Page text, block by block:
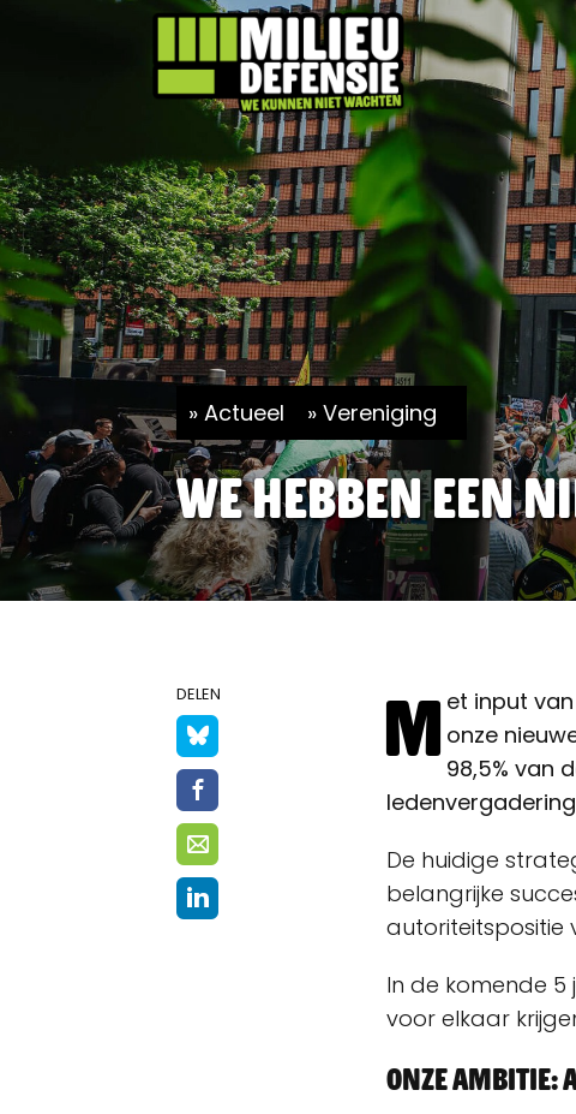
Actueel Vereniging
We hebben een
DELEN M et input
onze
98,5% van
De huidige
belangrijke
autoriteitspositie
In de komende
voor elkaar
Onze